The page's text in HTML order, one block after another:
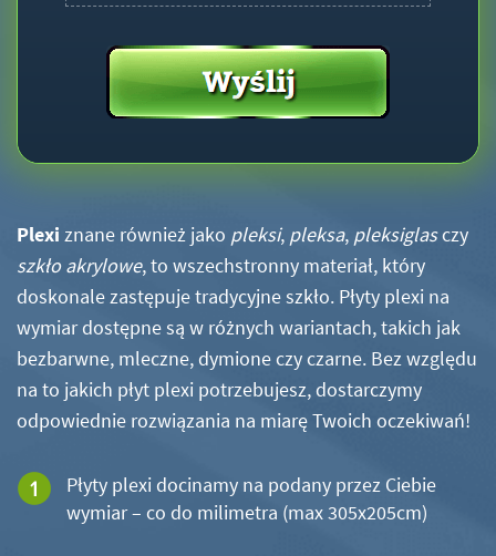
Plexi znane również jako pleksi, pleksa, pleksiglasczy
szkło akrylowe, to wszechstronny materiał, który
doskonale zastępuje tradycyjne szkło. Płyty plexi na
wymiar dostępne są w różnych wariantach, takich jak
bezbarwne, mleczne, dymione czy czarne. Bez względu
na to jakich płyt plexi potrzebujesz, dostarczymy
odpowiednie rozwiązania na miarę Twoich oczekiwań!
Płyty plexi docinamy na podany przez Ciebie
wymiar – co do milimetra (max 305x205cm)